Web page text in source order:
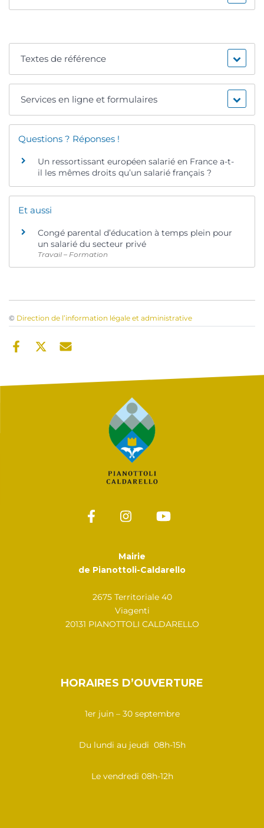
Textes de référence
Services en ligne et formulaires
Questions ? Réponses !
Un ressortissant européen salarié en France a-t-
il les mêmes droits qu’un salarié français ?
Et aussi
Congé parental d’éducation à temps plein pour
un salarié du secteur privé
Travail – Formation
© Direction de l’information légale et administrative
Mairie
de Pianottoli-Caldarello
2675 Territoriale 40
Viagenti
20131 PIANOTTOLI CALDARELLO
HORAIRES D’OUVERTURE
1er juin – 30 septembre
Du lundi au jeudi 08h-15h
Le vendredi 08h-12h